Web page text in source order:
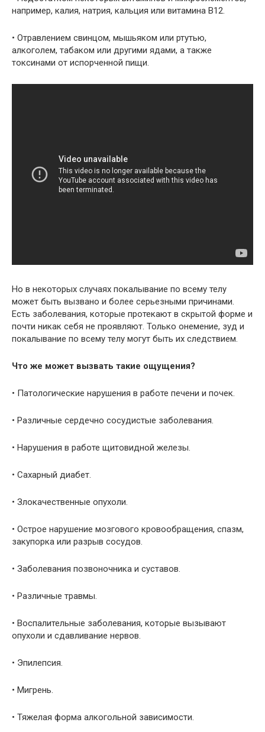
например, калия, натрия, кальция или витамина В12.
• Отравлением свинцом, мышьяком или ртутью,
алкоголем, табаком или другими ядами, а также
токсинами от испорченной пищи.
Но в некоторых случаях покалывание по всему телу
может быть вызвано и более серьезными причинами.
Есть заболевания, которые протекают в скрытой форме и
почти никак себя не проявляют. Только онемение, зуд и
покалывание по всему телу могут быть их следствием.
Что же может вызвать такие ощущения?
• Патологические нарушения в работе печени и почек.
• Различные сердечно сосудистые заболевания.
• Нарушения в работе щитовидной железы.
• Сахарный диабет.
• Злокачественные опухоли.
• Острое нарушение мозгового кровообращения, спазм,
закупорка или разрыв сосудов.
• Заболевания позвоночника и суставов.
• Различные травмы.
• Воспалительные заболевания, которые вызывают
опухоли и сдавливание нервов.
• Эпилепсия.
• Мигрень.
• Тяжелая форма алкогольной зависимости.